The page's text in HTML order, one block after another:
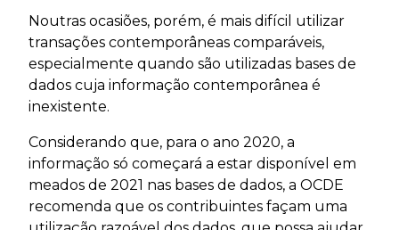
Noutras ocasiões, porém, é mais difícil utilizar
transações contemporâneas comparáveis,
especialmente quando são utilizadas bases de
dados cuja informação contemporânea é
inexistente.
Considerando que, para o ano 2020, a
informação só começará a estar disponível em
meados de 2021 nas bases de dados, a OCDE
recomenda que os contribuintes façam uma